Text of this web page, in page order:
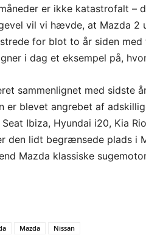
er ikke katastrofalt –
vil vi hævde, at Mazda 2
for blot to år siden
i dag et eksempel på,
sammenlignet med sidste
er blevet angrebet af
Ibiza, Hyundai i20, Kia
den lidt begrænsede plads i
Mazda klassiske
Mazda Nissan